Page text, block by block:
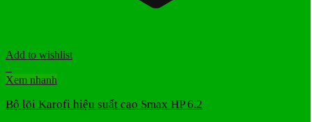
Add to wishlist
+
Xem nhanh
Bộ lõi Karofi hiệu suất cao Smax HP 6.2